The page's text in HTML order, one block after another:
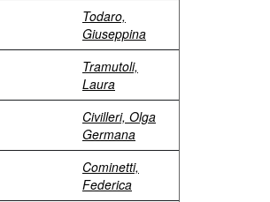
Todaro,
Giuseppina
Tramutoli,
Laura
Civilleri, Olga
Germana
Cominetti,
Federica